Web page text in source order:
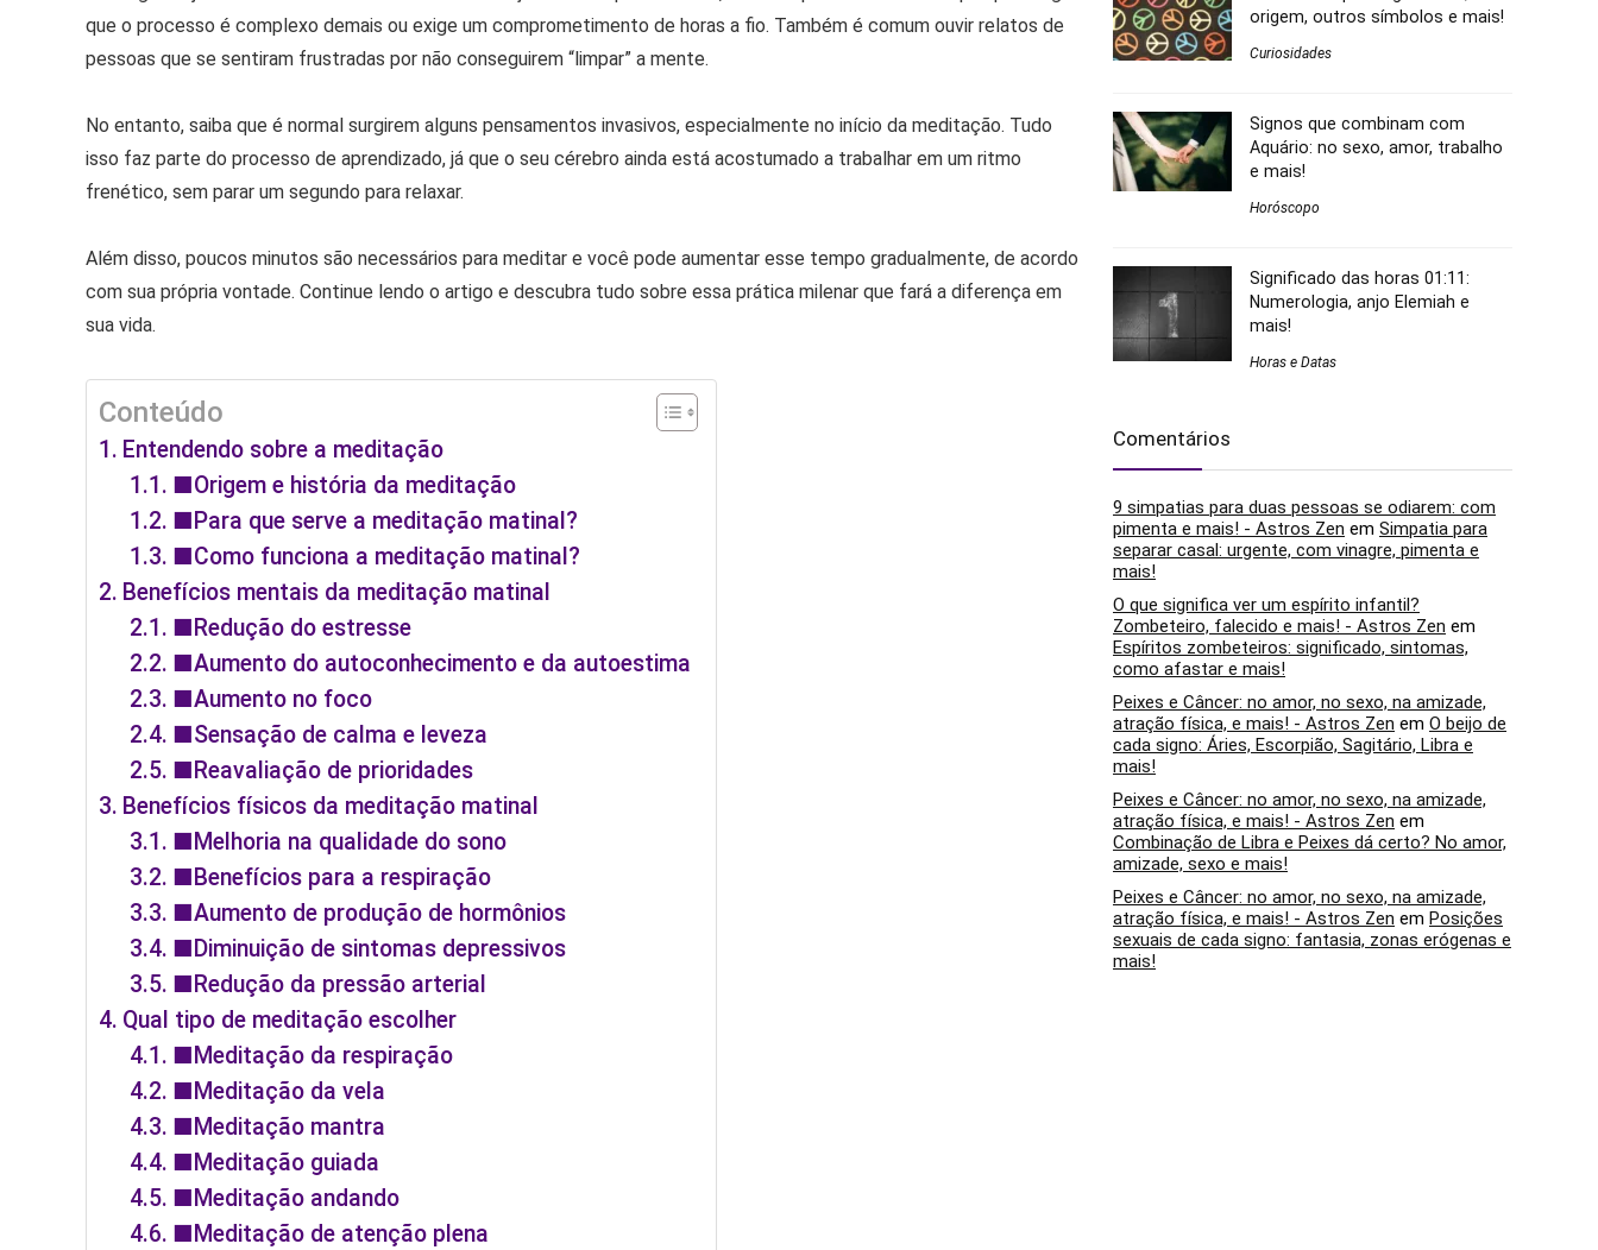
que o processo é complexo demais ou exige um comprometimento de horas a fio. Também é comum ouvir relatos de
pessoas que se sentiram frustradas por não conseguirem “limpar” a mente.
No entanto, saiba que é normal surgirem alguns pensamentos invasivos, especialmente no início da meditação. Tudo
isso faz parte do processo de aprendizado, já que o seu cérebro ainda está acostumado a trabalhar em um ritmo
frenético, sem parar um segundo para relaxar.
Além disso, poucos minutos são necessários para meditar e você pode aumentar esse tempo gradualmente, de acordo
com sua própria vontade. Continue lendo o artigo e descubra tudo sobre essa prática milenar que fará a diferença em
sua vida.
Conteúdo
Entendendo sobre a meditação
■Origem e história da meditação
■Para que serve a meditação matinal?
■Como funciona a meditação matinal?
Benefícios mentais da meditação matinal
■Redução do estresse
■Aumento do autoconhecimento e da autoestima
■Aumento no foco
■Sensação de calma e leveza
■Reavaliação de prioridades
Benefícios físicos da meditação matinal
■Melhoria na qualidade do sono
■Benefícios para a respiração
■Aumento de produção de hormônios
■Diminuição de sintomas depressivos
■Redução da pressão arterial
Qual tipo de meditação escolher
■Meditação da respiração
■Meditação da vela
■Meditação mantra
■Meditação guiada
■Meditação andando
■Meditação de atenção plena
origem, outros símbolos e mais!
Curiosidades
Signos que combinam com
Aquário: no sexo, amor, trabalho
e mais!
Horóscopo
Significado das horas 01:11:
Numerologia, anjo Elemiah e
mais!
Horas e Datas
Comentários
9 simpatias para duas pessoas se odiarem: com
pimenta e mais! - Astros Zen em Simpatia para
separar casal: urgente, com vinagre, pimenta e
mais!
O que significa ver um espírito infantil?
Zombeteiro, falecido e mais! - Astros Zen em
Espíritos zombeteiros: significado, sintomas,
como afastar e mais!
Peixes e Câncer: no amor, no sexo, na amizade,
atração física, e mais! - Astros Zen em O beijo de
cada signo: Áries, Escorpião, Sagitário, Libra e
mais!
Peixes e Câncer: no amor, no sexo, na amizade,
atração física, e mais! - Astros Zen em
Combinação de Libra e Peixes dá certo? No amor,
amizade, sexo e mais!
Peixes e Câncer: no amor, no sexo, na amizade,
atração física, e mais! - Astros Zen em Posições
sexuais de cada signo: fantasia, zonas erógenas e
mais!